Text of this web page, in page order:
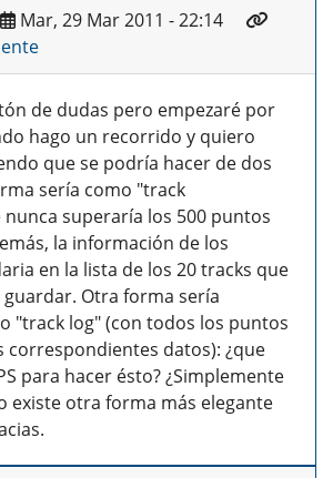
Mar, 29 Mar 2011 - 22:14
de dudas pero empezaré por
hago un recorrido y quiero
que se podría hacer de dos
sería como "track
superaría los 500 puntos
la información de los
en la lista de los 20 tracks que
guardar. Otra forma sería
"track log" (con todos los puntos
correspondientes datos): ¿que
para hacer ésto? ¿Simplemente
existe otra forma más elegante